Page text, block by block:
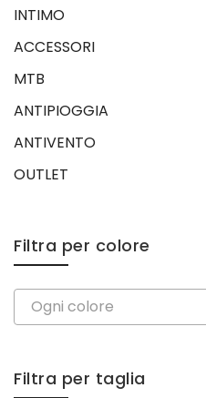
INTIMO
ACCESSORI
MTB
ANTIPIOGGIA
ANTIVENTO
OUTLET
Filtra per colore
Ogni colore
Filtra per taglia